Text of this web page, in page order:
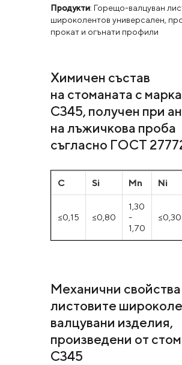
Продукти: Горещо-валцуван
широколентов универсален,
прокат и огънати профили
Химичен състав
на стоманата с марка
С345, получен при
на лъжичкова проба
съгласно ГОСТ
C Si Mn Ni
≤0,15 ≤0,80
1,30
-
1,70
≤0,30
Механични свойства
листовите
валцувани изделия,
произведени от
С345